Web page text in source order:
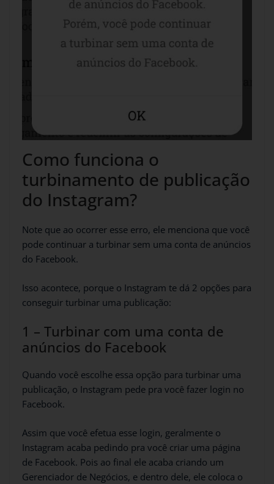
Como funciona o
turbinamento de publicação
do Instagram?
Note que ao ocorrer esse erro, ele menciona que você
pode continuar a turbinar sem uma conta de anúncios
do Facebook.
Isso acontece, porque o Instagram te dá 2 opções para
conseguir turbinar uma publicação:
1 – Turbinar com uma conta de
anúncios do Facebook
Quando você escolhe essa opção para turbinar uma
publicação, o Instagram pede pra você fazer login no
Facebook.
Assim que você efetua esse login, geralmente o
Instagram acaba pedindo pra você criar uma página
de Facebook. Pois ao final ele acaba criando um
Gerenciador de Negócios, e dentro dele, ele coloca o